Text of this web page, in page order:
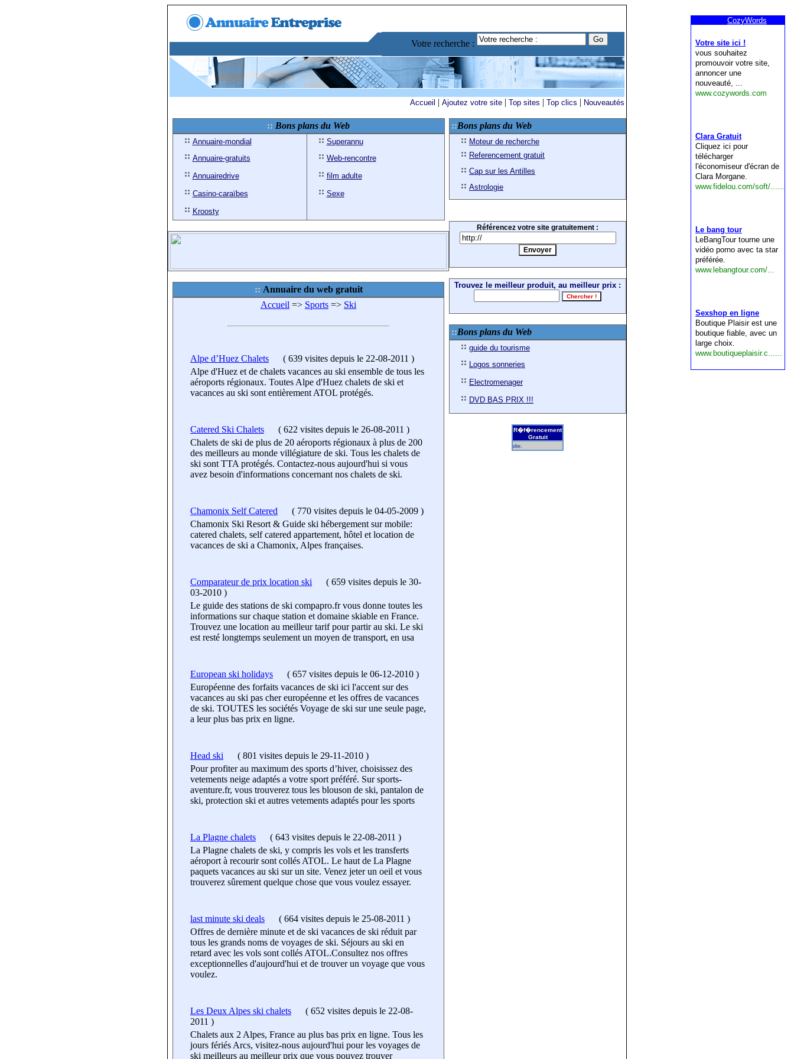
Votre recherche :
Accueil | Ajoutez votre site | Top sites | Top clics | Nouveautés
Bons plans du Web
Annuaire-mondial
Annuaire-gratuits
Annuairedrive
Casino-caraïbes
Kroosty
Superannu
Web-rencontre
film adulte
Sexe
Annuaire du web gratuit
Accueil => Sports => Ski
Alpe d’Huez Chalets ( 639 visites depuis le 22-08-2011 )
Alpe d'Huez et de chalets vacances au ski ensemble de tous les
aéroports régionaux. Toutes Alpe d'Huez chalets de ski et
vacances au ski sont entièrement ATOL protégés.
Catered Ski Chalets ( 622 visites depuis le 26-08-2011 )
Chalets de ski de plus de 20 aéroports régionaux à plus de 200
des meilleurs au monde villégiature de ski. Tous les chalets de
ski sont TTA protégés. Contactez-nous aujourd'hui si vous
avez besoin d'informations concernant nos chalets de ski.
Chamonix Self Catered ( 770 visites depuis le 04-05-2009 )
Chamonix Ski Resort & Guide ski hébergement sur mobile:
catered chalets, self catered appartement, hôtel et location de
vacances de ski a Chamonix, Alpes françaises.
Comparateur de prix location ski ( 659 visites depuis le 30-
03-2010 )
Le guide des stations de ski compapro.fr vous donne toutes les
informations sur chaque station et domaine skiable en France.
Trouvez une location au meilleur tarif pour partir au ski. Le ski
est resté longtemps seulement un moyen de transport, en usa
European ski holidays ( 657 visites depuis le 06-12-2010 )
Européenne des forfaits vacances de ski ici l'accent sur des
vacances au ski pas cher européenne et les offres de vacances
de ski. TOUTES les sociétés Voyage de ski sur une seule page,
a leur plus bas prix en ligne.
Head ski ( 801 visites depuis le 29-11-2010 )
Pour profiter au maximum des sports d’hiver, choisissez des
vetements neige adaptés a votre sport préféré. Sur sports-
aventure.fr, vous trouverez tous les blouson de ski, pantalon de
ski, protection ski et autres vetements adaptés pour les sports
La Plagne chalets ( 643 visites depuis le 22-08-2011 )
La Plagne chalets de ski, y compris les vols et les transferts
aéroport à recourir sont collés ATOL. Le haut de La Plagne
paquets vacances au ski sur un site. Venez jeter un oeil et vous
trouverez sûrement quelque chose que vous voulez essayer.
last minute ski deals ( 664 visites depuis le 25-08-2011 )
Offres de dernière minute et de ski vacances de ski réduit par
tous les grands noms de voyages de ski. Séjours au ski en
retard avec les vols sont collés ATOL.Consultez nos offres
exceptionnelles d'aujourd'hui et de trouver un voyage que vous
voulez.
Les Deux Alpes ski chalets ( 652 visites depuis le 22-08-
2011 )
Chalets aux 2 Alpes, France au plus bas prix en ligne. Tous les
jours fériés Arcs, visitez-nous aujourd'hui pour les voyages de
ski meilleurs au meilleur prix que vous pouvez trouver
Bons plans du Web
Moteur de recherche
Referencement gratuit
Cap sur les Antilles
Astrologie
Référencez votre site gratuitement :
Trouvez le meilleur produit, au meilleur prix :
Bons plans du Web
guide du tourisme
Logos sonneries
Electromenager
DVD BAS PRIX !!!
R�f�rencement
Gratuit
R�f�rencez gratuitement votre site.